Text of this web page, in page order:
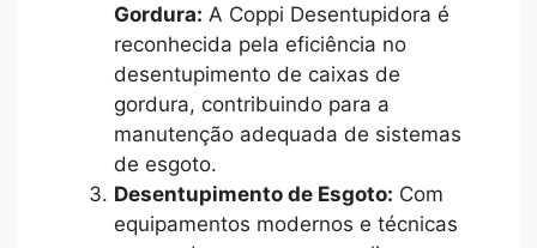
Gordura: A Coppi Desentupidora é
reconhecida pela eficiência no
desentupimento de caixas de
gordura, contribuindo para a
manutenção adequada de sistemas
de esgoto.
Desentupimento de Esgoto: Com
equipamentos modernos e técnicas